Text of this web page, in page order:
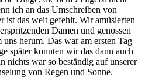
ich an das Umschreiben von
ist das weit gefehlt. Wir amüsierten
Damen und genossen
herum. Das war am ersten Tag
später konnten wir das dann auch
nichts war so beständig auf unserer
von Regen und Sonne.